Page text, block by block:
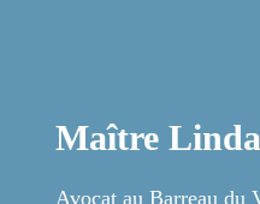
Maître
Avocat au Barreau du